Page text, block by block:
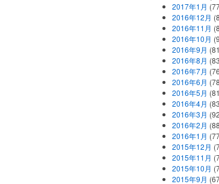
2017年1月
2016年12月
2016年11月
2016年10月
2016年9月
2016年8月
2016年7月
2016年6月
2016年5月
2016年4月
2016年3月
2016年2月
2016年1月
2015年12月
2015年11月
2015年10月
2015年9月